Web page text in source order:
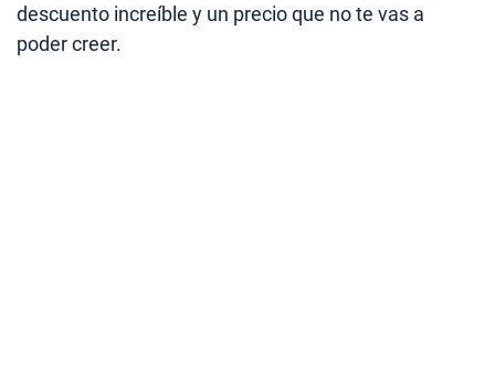
descuento increíble y un precio que no te vas a
poder creer.